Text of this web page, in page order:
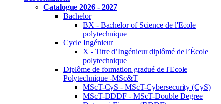
Catalogue 2026 - 2027
Bachelor
BX - Bachelor of Science de l'Ecole
polytechnique
Cycle Ingénieur
X - Titre d’Ingénieur diplômé de l’École
polytechnique
Diplôme de formation gradué de l'Ecole
Polytechnique -MSc&T
MScT-CyS - MScT-Cybersecurity (CyS)
MScT-DDDF - MScT-Double Degree